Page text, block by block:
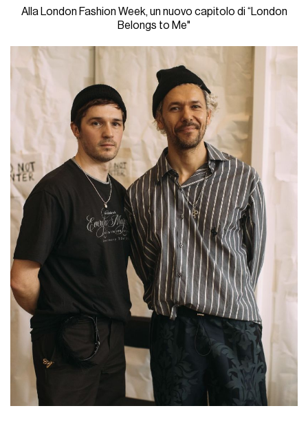
Alla London Fashion Week, un nuovo capitolo di “London
Belongs to Me"